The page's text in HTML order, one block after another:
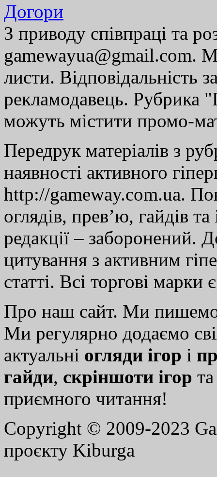
Догори
З приводу співпраці та
gamewayua@gmail.com.
листи. Відповідальність
рекламодавець. Рубрика
можуть містити промо-
Передрук матеріалів з
наявності активного
http://gameway.com.ua.
оглядів, прев’ю, гайдів
редакції – заборонений.
цитування з активним
статті. Всі торгові марки
Про наш сайт. Ми
Ми регулярно додаємо
актуальні огляди ігор і
гайди, скріншоти ігор
приємного читання!
Copyright © 2009-2023
проєкту Kiburga